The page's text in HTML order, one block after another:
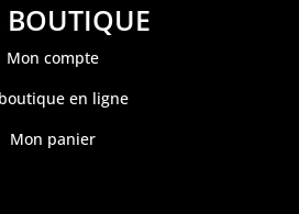
Mon compte
en ligne
Mon panier